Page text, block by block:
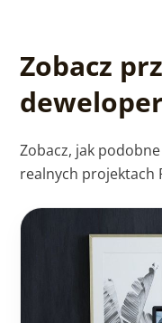
Zobacz
Zobacz, jak
realnych projektach